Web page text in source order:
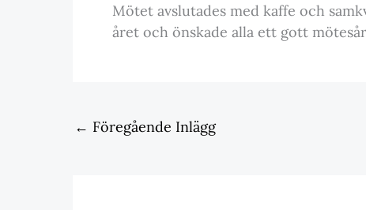
Mötet avslutades med kaffe och
året och önskade alla ett gott mötesår
← Föregående Inlägg